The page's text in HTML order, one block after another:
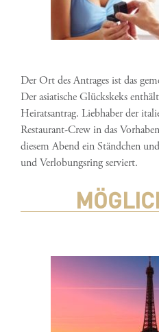
Der Ort des Antrages ist das
Der asiatische Glückskeks
Heiratsantrag. Liebhaber der
Restaurant-Crew in das
diesem Abend ein Ständchen
und Verlobungsring serviert.